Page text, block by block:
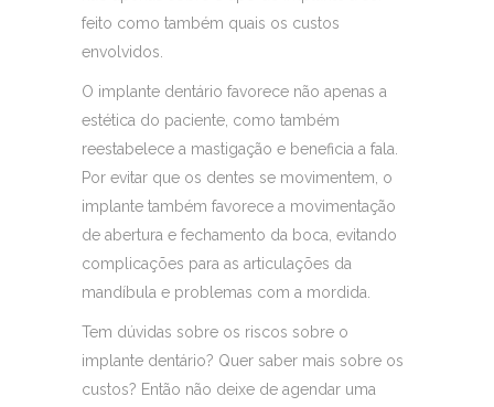
feito como também quais os custos
envolvidos.
O implante dentário favorece não apenas a
estética do paciente, como também
reestabelece a mastigação e beneficia a fala.
Por evitar que os dentes se movimentem, o
implante também favorece a movimentação
de abertura e fechamento da boca, evitando
complicações para as articulações da
mandíbula e problemas com a mordida.
Tem dúvidas sobre os riscos sobre o
implante dentário? Quer saber mais sobre os
custos? Então não deixe de agendar uma